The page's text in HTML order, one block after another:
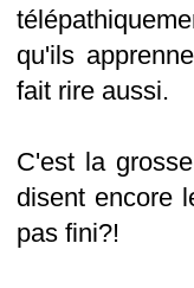
qu'ils
fait rire aussi.
C'est la
disent encore
pas fini?!